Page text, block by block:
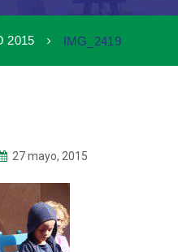
2015 IMG_2419
27 mayo, 2015